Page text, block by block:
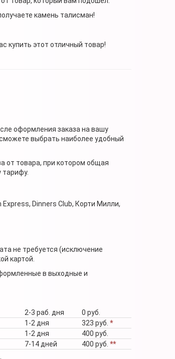
камень талисман!
купить этот отличный товар!
оформления заказа на вашу
выбрать наиболее удобный
от товара, при котором общая
тарифу.
Dinners Club, Корти Милли,
не требуется (исключение
картой.
в выходные и
2-3 раб. дня
0 руб.
1-2 дня 323 руб. *
1-2 дня
400 руб.
7-14 дней 400 руб. **